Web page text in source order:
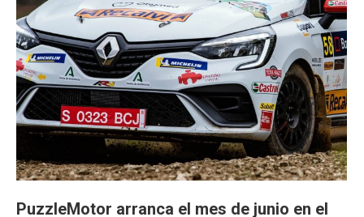
PuzzleMotor arranca el mes de junio en el